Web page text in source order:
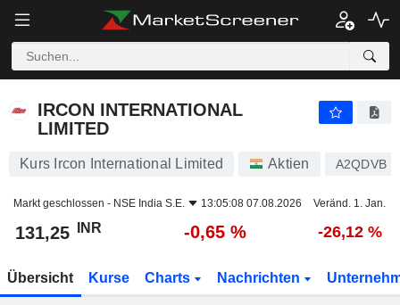
IRCON INTERNATIONAL
LIMITED
Kurs Ircon International Limited Aktien A2QDVB
Markt geschlossen - NSE India S.E. 13:05:08 07.08.2026 Veränd. 1. Jan.
131,25 INR -0,65 % -26,12 %
Übersicht Kurse Charts Nachrichten